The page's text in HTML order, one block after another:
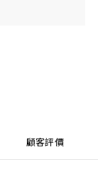
顧客評價